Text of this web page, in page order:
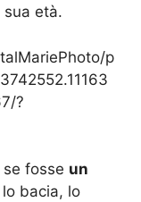
età.
p
?
fosse un
lo bacia, lo